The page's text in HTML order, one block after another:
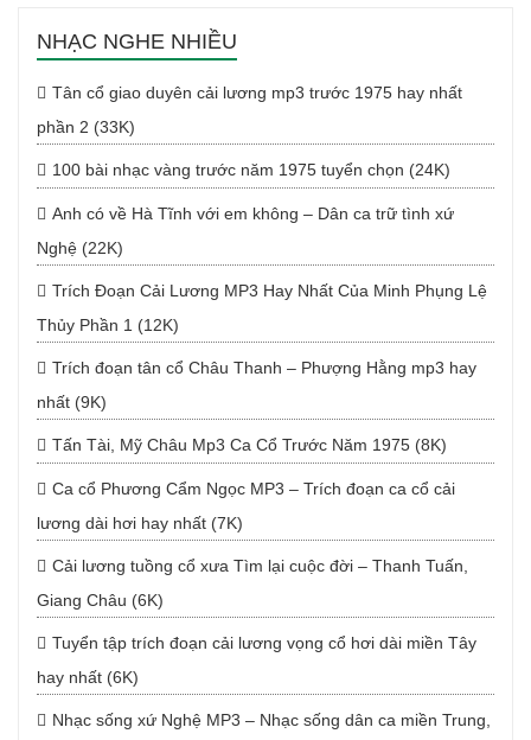
NHẠC NGHE NHIỀU
Tân cổ giao duyên cải lương mp3 trước 1975 hay nhất
phần 2 (33K)
100 bài nhạc vàng trước năm 1975 tuyển chọn (24K)
Anh có về Hà Tĩnh với em không – Dân ca trữ tình xứ
Nghệ (22K)
Trích Đoạn Cải Lương MP3 Hay Nhất Của Minh Phụng Lệ
Thủy Phần 1 (12K)
Trích đoạn tân cổ Châu Thanh – Phượng Hằng mp3 hay
nhất (9K)
Tấn Tài, Mỹ Châu Mp3 Ca Cổ Trước Năm 1975 (8K)
Ca cổ Phương Cẩm Ngọc MP3 – Trích đoạn ca cổ cải
lương dài hơi hay nhất (7K)
Cải lương tuồng cổ xưa Tìm lại cuộc đời – Thanh Tuấn,
Giang Châu (6K)
Tuyển tập trích đoạn cải lương vọng cổ hơi dài miền Tây
hay nhất (6K)
Nhạc sống xứ Nghệ MP3 – Nhạc sống dân ca miền Trung,